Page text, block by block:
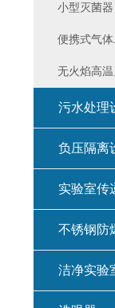
小型灭菌器
便携式气
无火焰高
污水处理
负压隔离
实验室传
不锈钢防
洁净实验